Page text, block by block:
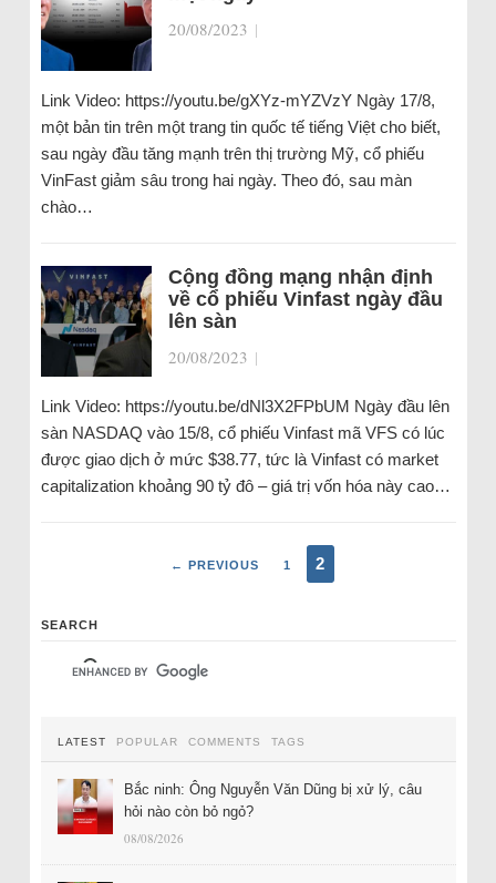
20/08/2023 |
Link Video: https://youtu.be/gXYz-mYZVzY Ngày 17/8,
một bản tin trên một trang tin quốc tế tiếng Việt cho biết,
sau ngày đầu tăng mạnh trên thị trường Mỹ, cổ phiếu
VinFast giảm sâu trong hai ngày. Theo đó, sau màn
chào…
Cộng đồng mạng nhận định
về cổ phiếu Vinfast ngày đầu
lên sàn
20/08/2023 |
Link Video: https://youtu.be/dNl3X2FPbUM Ngày đầu lên
sàn NASDAQ vào 15/8, cổ phiếu Vinfast mã VFS có lúc
được giao dịch ở mức $38.77, tức là Vinfast có market
capitalization khoảng 90 tỷ đô – giá trị vốn hóa này cao…
← PREVIOUS 1 2
SEARCH
LATEST POPULAR COMMENTS TAGS
Bắc ninh: Ông Nguyễn Văn Dũng bị xử lý, câu
hỏi nào còn bỏ ngỏ?
08/08/2026